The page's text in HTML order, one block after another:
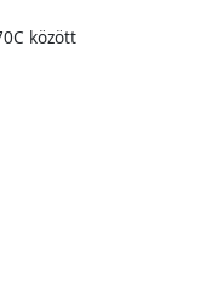
között